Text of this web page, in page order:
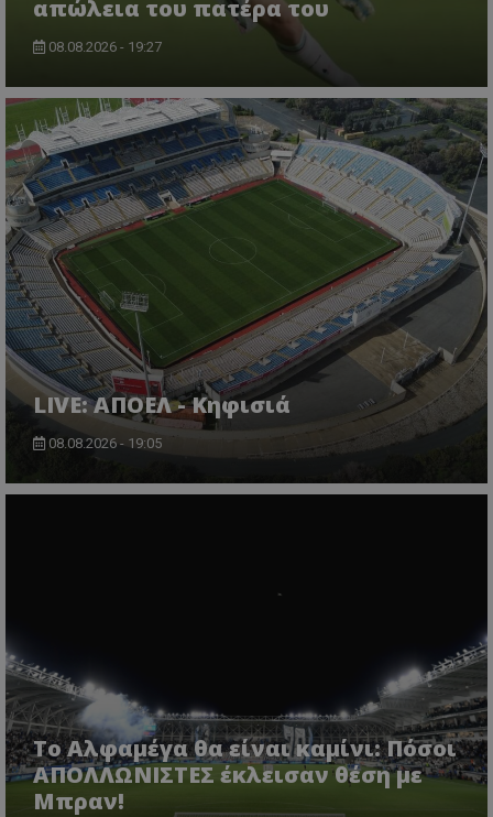
απώλεια του πατέρα του
08.08.2026 - 19:27
LIVE: ΑΠΟΕΛ - Κηφισιά
08.08.2026 - 19:05
Το Αλφαμέγα θα είναι καμίνι: Πόσοι
ΑΠΟΛΛΩΝΙΣΤΕΣ έκλεισαν θέση με
Μπραν!